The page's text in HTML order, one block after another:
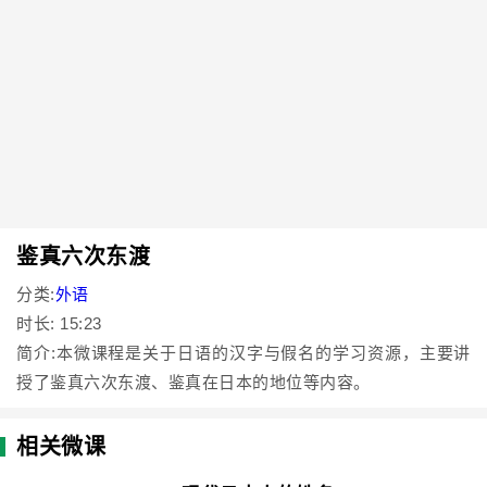
鉴真六次东渡
分类:外语
时长: 15:23
简介:本微课程是关于日语的汉字与假名的学习资源，主要讲
授了鉴真六次东渡、鉴真在日本的地位等内容。
相关微课